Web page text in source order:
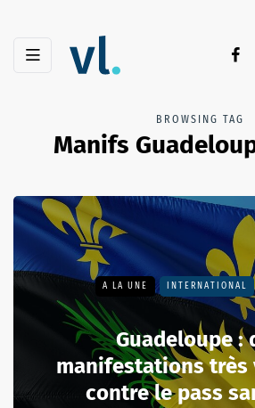
BROWSING TAG
Manifs
A LA UNE INTERNATIONAL
Guadeloupe :
manifestations très
contre le pass